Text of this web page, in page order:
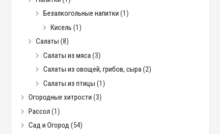
Безалкогольные напитки (1)
Кисель (1)
Салаты (8)
Салаты из мяса(3)
Салаты из овощей, грибов, сыра(2)
Салаты из птицы (1)
Огородные хитрости (3)
Рассол (1)
Сад и Огород (54)